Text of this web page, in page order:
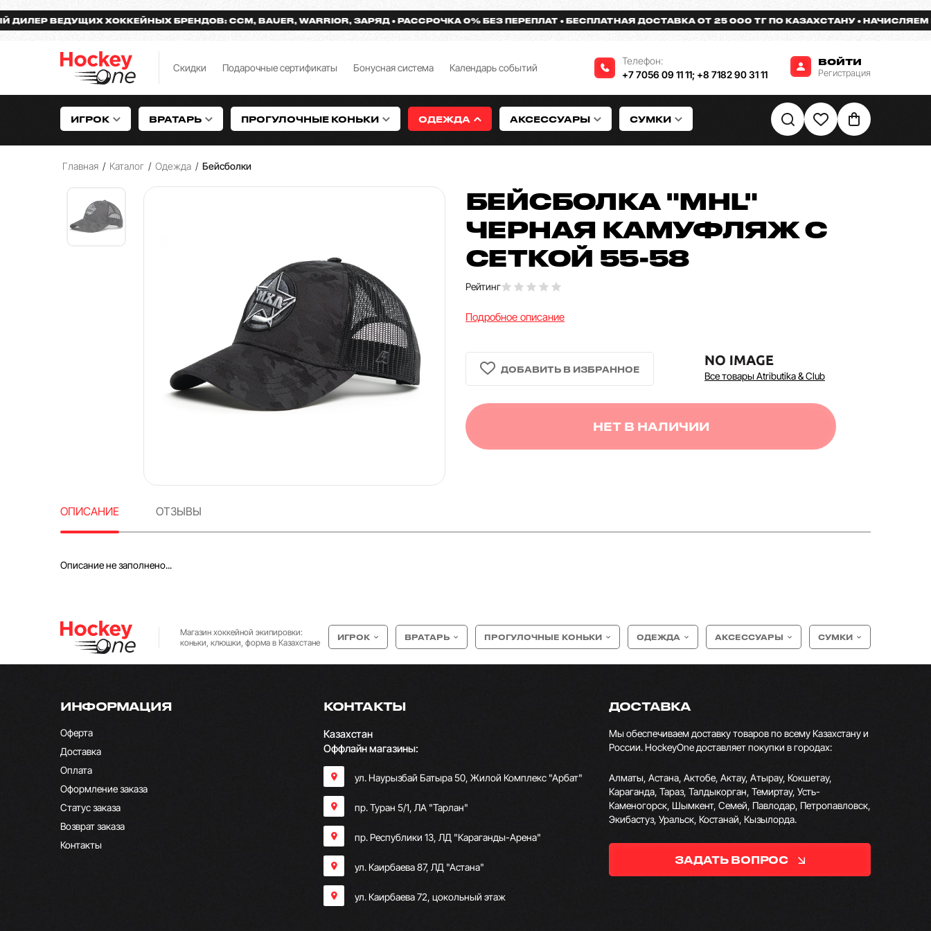
ВЕДУЩИХ ХОККЕЙНЫХ БРЕНДОВ: CCM, BAUER, WARRIOR, ЗАРЯД РАССРОЧКА 0% БЕЗ ПЕРЕПЛАТ БЕСПЛАТНАЯ ДОСТАВКА ОТ 25 000 ТГ ПО КАЗАХСТАНУ НАЧИСЛЯЕМ
Скидки Подарочные сертификаты Бонусная система Календарь событий
Телефон:
+7 7056 09 11 11; +8 7182 90 31 11
ВОЙТИ
Регистрация
ИГРОК ВРАТАРЬ ПРОГУЛОЧНЫЕ КОНЬКИ ОДЕЖДА АКСЕССУАРЫ СУМКИ
Главная / Каталог / Одежда / Бейсболки
БЕЙСБОЛКА "MHL"
ЧЕРНАЯ КАМУФЛЯЖ С
СЕТКОЙ 55-58
Рейтинг
Подробное описание
Все товары Atributika & Club
НЕТ В НАЛИЧИИ
ОПИСАНИЕ ОТЗЫВЫ
Описание не заполнено...
Магазин хоккейной экипировки:
коньки, клюшки, форма в Казахстане
ИГРОК ВРАТАРЬ ПРОГУЛОЧНЫЕ КОНЬКИ ОДЕЖДА АКСЕССУАРЫ СУМКИ
ИНФОРМАЦИЯ
Оферта
Доставка
Оплата
Оформление заказа
Статус заказа
Возврат заказа
Контакты
КОНТАКТЫ
Казахстан
Оффлайн магазины:
ул. Наурызбай Батыра 50, Жилой Комплекс "Арбат"
пр. Туран 5/1, ЛА "Тарлан"
пр. Республики 13, ​ЛД "Караганды-Арена"
ул. Каирбаева 87, ЛД "Астана"
ул. Каирбаева 72, цокольный этаж
ДОСТАВКА
Мы обеспечиваем доставку товаров по всему Казахстану и
России. HockeyOne доставляет покупки в городах:
Алматы, Астана, Актобе, Актау, Атырау, Кокшетау,
Караганда, Тараз, Талдыкорган, Темиртау, Усть-
Каменогорск, Шымкент, Семей, Павлодар, Петропавловск,
Экибастуз, Уральск, Костанай, Кызылорда.
ЗАДАТЬ ВОПРОС